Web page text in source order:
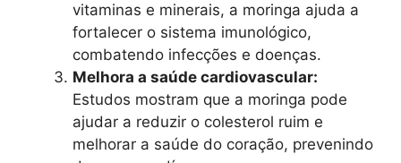
vitaminas e minerais, a moringa ajuda a
fortalecer o sistema imunológico,
combatendo infecções e doenças.
Melhora a saúde cardiovascular:
Estudos mostram que a moringa pode
ajudar a reduzir o colesterol ruim e
melhorar a saúde do coração, prevenindo